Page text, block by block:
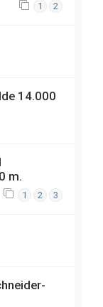
1 2
14.000
m.
1 2 3